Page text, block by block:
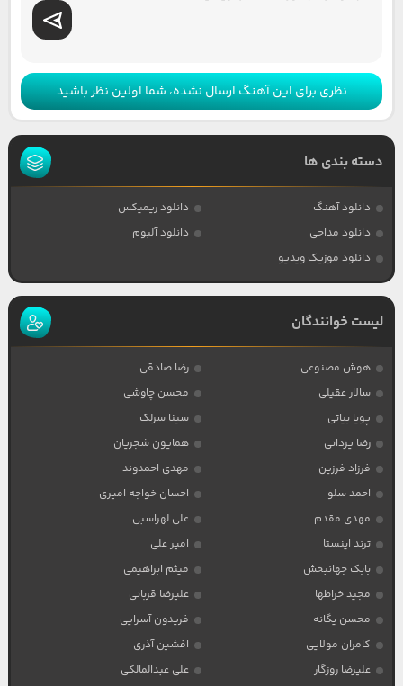
نظری برای این آهنگ ارسال نشده، شما اولین نظر باشید
دسته بندی ها
دانلود آهنگ
دانلود ریمیکس
دانلود مداحی
دانلود آلبوم
دانلود موزیک ویدیو
لیست خوانندگان
هوش مصنوعی
رضا صادقی
سالار عقیلی
محسن چاوشی
پویا بیاتی
سینا سرلک
رضا یزدانی
همایون شجریان
فرزاد فرزین
مهدی احمدوند
احمد سلو
احسان خواجه امیری
مهدی مقدم
علی لهراسبی
ترند اینستا
امیر علی
بابک جهانبخش
میثم ابراهیمی
مجید خراطها
علیرضا قربانی
محسن یگانه
فریدون آسرایی
کامران مولایی
افشین آذری
علیرضا روزگار
علی عبدالمالکی